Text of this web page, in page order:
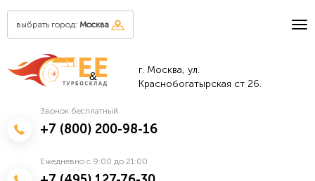
выбрать город: Москва
&
г. Москва, ул.
Краснобогатырская ст 26.
Звонок бесплатный
+7 (800) 200-98-16
Ежедневно с 9:00 до 21:00